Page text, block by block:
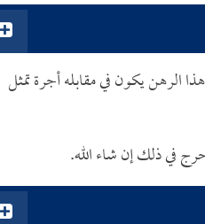
يكون في مقابله أجرة تمثل
في ذلك إن شاء الله.